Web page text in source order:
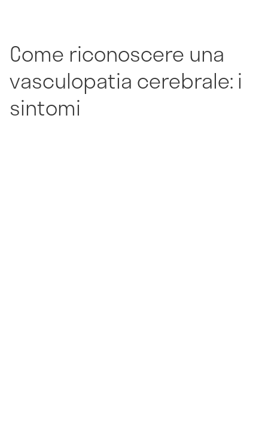
Come riconoscere una
vasculopatia cerebrale: i
sintomi